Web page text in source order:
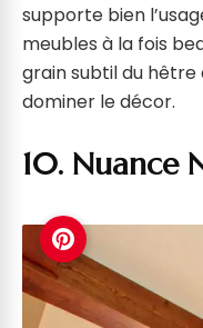
supporte bien
meubles à la fois
grain subtil du hêtre
dominer le décor.
10. Nuance